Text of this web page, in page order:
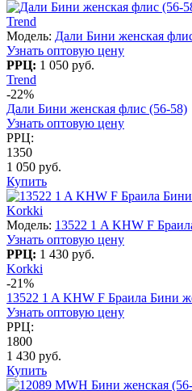
Trend
Модель: Дали Бини женская
Узнать оптовую цену
РРЦ: 1 050 руб.
Trend
-22%
Дали Бини женская флис (56-58)
Узнать оптовую цену
РРЦ:
1350
1 050 руб.
Купить
Korkki
Модель: 13522 1 A KHW F
Узнать оптовую цену
РРЦ: 1 430 руб.
Korkki
-21%
13522 1 A KHW F Браила Бини
Узнать оптовую цену
РРЦ:
1800
1 430 руб.
Купить